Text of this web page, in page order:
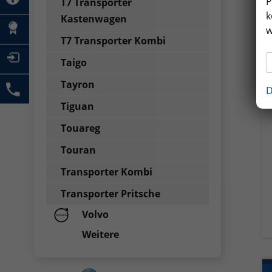
Kastenwagen
T7 Transporter Kombi
Taigo
Tayron
Tiguan
Touareg
Touran
Transporter Kombi
Transporter Pritsche
Volvo
Weitere